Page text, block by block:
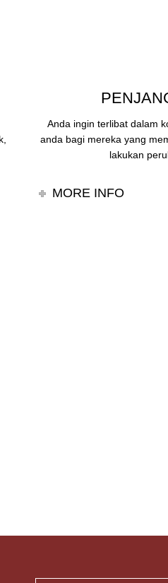
Anda ingin terlibat dalam
anda bagi mereka yang
lakukan
MORE INFO